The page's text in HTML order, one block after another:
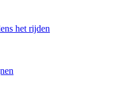
het rijden